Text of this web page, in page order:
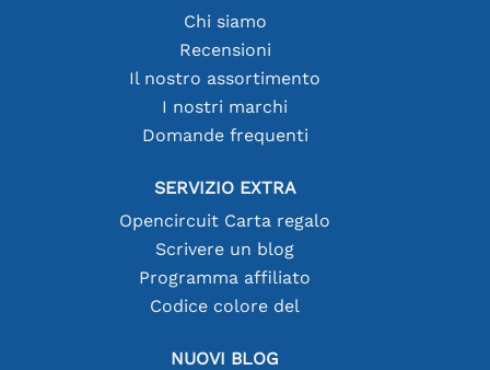
Chi siamo
Recensioni
Il nostro assortimento
I nostri marchi
Domande frequenti
SERVIZIO EXTRA
Opencircuit Carta regalo
Scrivere un blog
Programma affiliato
Codice colore del
NUOVI BLOG